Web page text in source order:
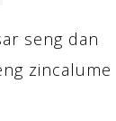
seng dan
zincalume